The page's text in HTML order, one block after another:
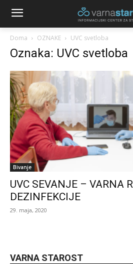
Doma OZNAKE UVC svetloba
Oznaka: UVC svetloba
Bivanje
UVC SEVANJE – VARNA
DEZINFEKCIJE
29. maja, 2020
VARNA STAROST